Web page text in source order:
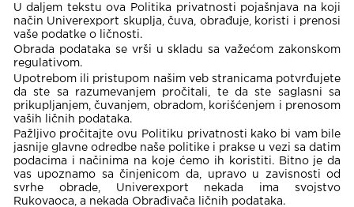
U daljem tekstu ova Politika privatnosti pojašnjava na koji
način Univerexport skuplja, čuva, obrađuje, koristi i prenosi
vaše podatke o ličnosti.
Obrada podataka se vrši u skladu sa važećom zakonskom
regulativom.
Upotrebom ili pristupom našim veb stranicama potvrđujete
da ste sa razumevanjem pročitali, te da ste saglasni sa
prikupljanjem, čuvanjem, obradom, korišćenjem i prenosom
vaših ličnih podataka.
Pažljivo pročitajte ovu Politiku privatnosti kako bi vam bile
jasnije glavne odredbe naše politike i prakse u vezi sa datim
podacima i načinima na koje ćemo ih koristiti. Bitno je da
vas upoznamo sa činjenicom da, upravo u zavisnosti od
svrhe obrade, Univerexport nekada ima svojstvo
Rukovaoca, a nekada Obrađivača ličnih podataka.